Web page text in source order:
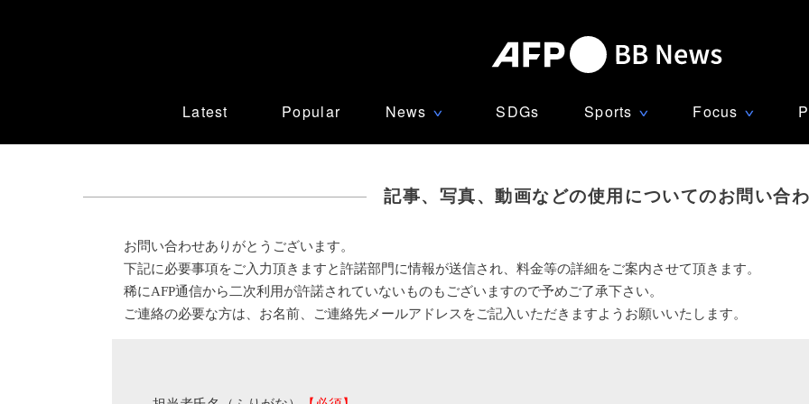
Latest Popular News ∨ SDGs Sports ∨ Focus ∨
記事、写真、動画などの使用についてのお問い合
お問い合わせありがとうございます。
下記に必要事項をご入力頂きますと許諾部門に情報が送信され、料金等の詳細をご案内させて頂きます。
稀にAFP通信から二次利用が許諾されていないものもございますので予めご了承下さい。
ご連絡の必要な方は、お名前、ご連絡先メールアドレスをご記入いただきますようお願いいたします。